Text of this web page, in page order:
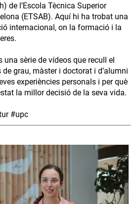
de l’Escola Tècnica Superior
(ETSAB). Aquí hi ha trobat una
internacional, on la formació i la
una sèrie de vídeos que recull el
grau, màster i doctorat i d’alumni
experiències personals i per què
la millor decisió de la seva vida.
#upc